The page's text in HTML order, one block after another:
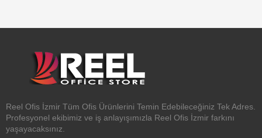
Reel Ofis İzmir Tüm Ofis Ürünlerini Temin Edebileceğiniz Tek Adres.
Profesyonel ekibimiz ve iş anlayışımızla Reel Ofis İzmir farkını
yaşayacaksınız.